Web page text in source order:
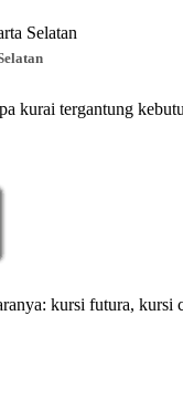
kurai tergantung
kursi futura,